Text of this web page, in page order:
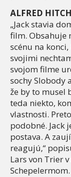
ALFRED
„Jack stavia
film. Obsahuje
scénu na
svojimi
svojom filme
sochy Slobody
že by to musel
teda niekto,
vlastnosti.
podobné. Jack
postava. A
reagujú,“
Lars von Trier
Schepelermom.